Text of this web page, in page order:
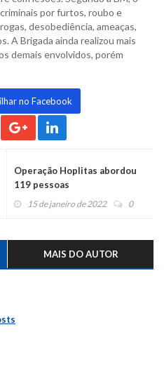
por furtos, roubo e
desobediência, ameaças,
A Brigada ainda realizou mais
demais envolvidos, porém
no Facebook
Operação Hoplitas abordou
119 pessoas
15 de janeiro de 2022 0
MAIS DO AUTOR